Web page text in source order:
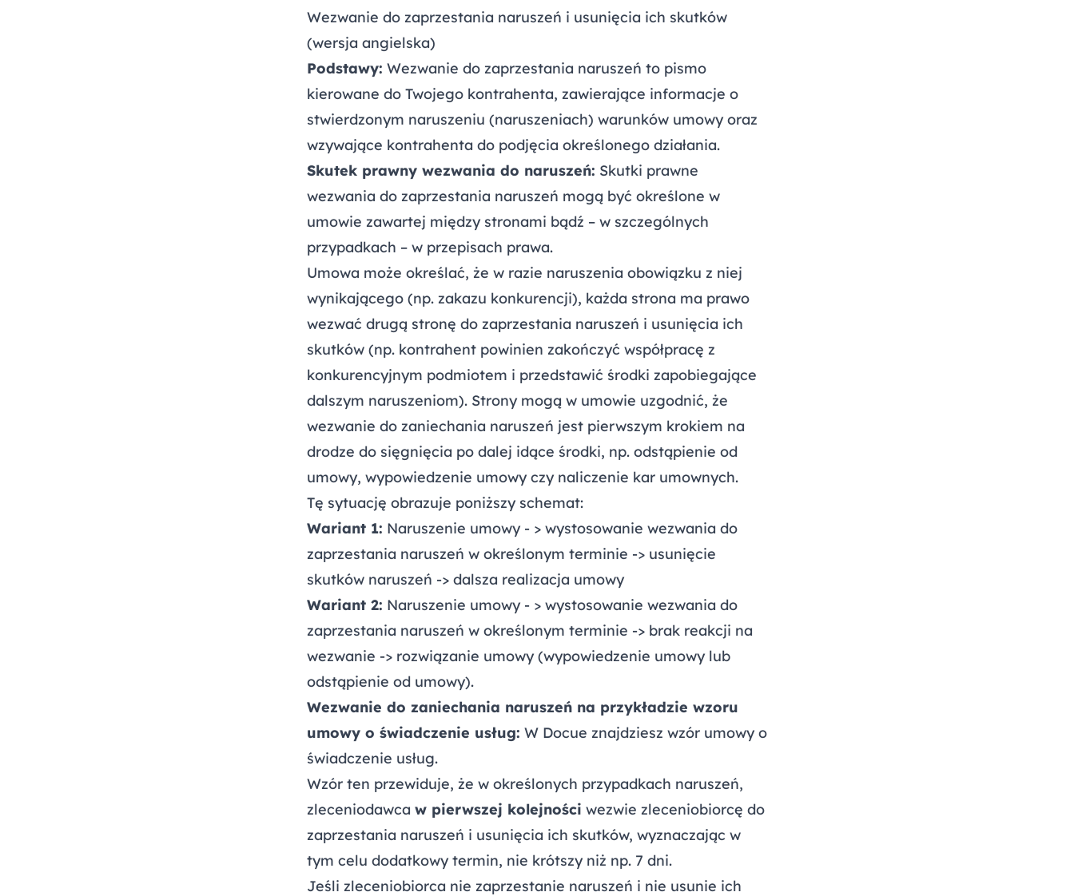
Wezwanie do zaprzestania naruszeń i usunięcia ich skutków
(wersja angielska)
Podstawy: Wezwanie do zaprzestania naruszeń to pismo
kierowane do Twojego kontrahenta, zawierające informacje o
stwierdzonym naruszeniu (naruszeniach) warunków umowy oraz
wzywające kontrahenta do podjęcia określonego działania.
Skutek prawny wezwania do naruszeń: Skutki prawne
wezwania do zaprzestania naruszeń mogą być określone w
umowie zawartej między stronami bądź – w szczególnych
przypadkach – w przepisach prawa.
Umowa może określać, że w razie naruszenia obowiązku z niej
wynikającego (np. zakazu konkurencji), każda strona ma prawo
wezwać drugą stronę do zaprzestania naruszeń i usunięcia ich
skutków (np. kontrahent powinien zakończyć współpracę z
konkurencyjnym podmiotem i przedstawić środki zapobiegające
dalszym naruszeniom). Strony mogą w umowie uzgodnić, że
wezwanie do zaniechania naruszeń jest pierwszym krokiem na
drodze do sięgnięcia po dalej idące środki, np. odstąpienie od
umowy, wypowiedzenie umowy czy naliczenie kar umownych.
Tę sytuację obrazuje poniższy schemat:
Wariant 1: Naruszenie umowy - > wystosowanie wezwania do
zaprzestania naruszeń w określonym terminie -> usunięcie
skutków naruszeń -> dalsza realizacja umowy
Wariant 2: Naruszenie umowy - > wystosowanie wezwania do
zaprzestania naruszeń w określonym terminie -> brak reakcji na
wezwanie -> rozwiązanie umowy (wypowiedzenie umowy lub
odstąpienie od umowy).
Wezwanie do zaniechania naruszeń na przykładzie wzoru
umowy o świadczenie usług: W Docue znajdziesz wzór umowy o
świadczenie usług.
Wzór ten przewiduje, że w określonych przypadkach naruszeń,
zleceniodawca w pierwszej kolejności wezwie zleceniobiorcę do
zaprzestania naruszeń i usunięcia ich skutków, wyznaczając w
tym celu dodatkowy termin, nie krótszy niż np. 7 dni.
Jeśli zleceniobiorca nie zaprzestanie naruszeń i nie usunie ich